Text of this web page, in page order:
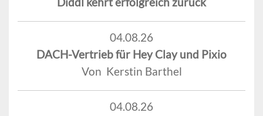
04.08.26
DACH-Vertrieb für Hey Clay und Pixio
Von Kerstin Barthel
04.08.26